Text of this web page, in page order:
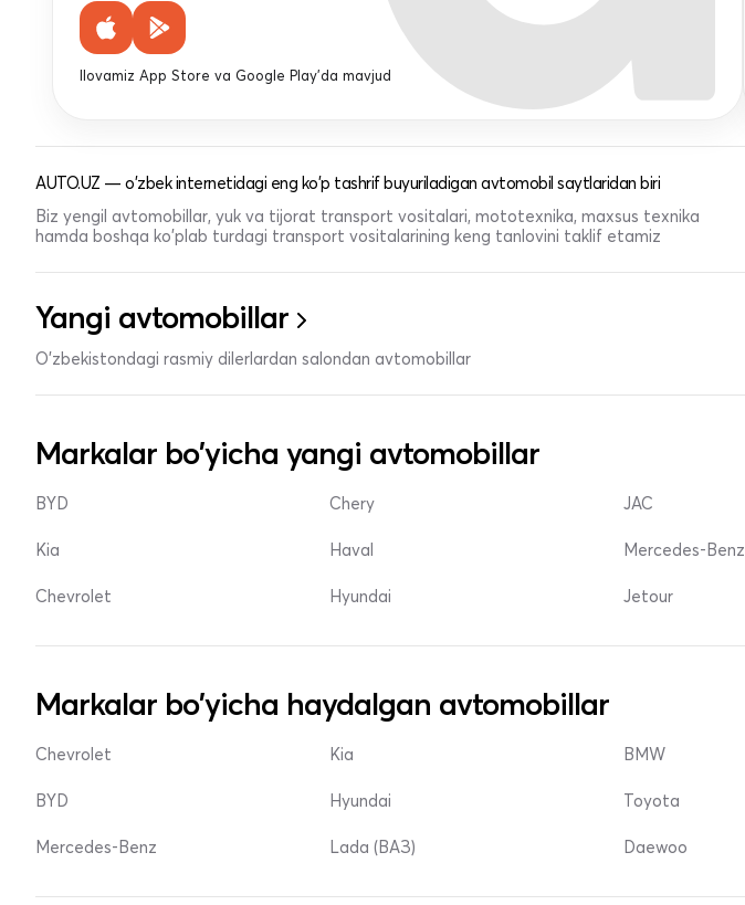
Ilovamiz App Store va Google Play'da mavjud
AUTO.UZ — o'zbek internetidagi eng ko'p tashrif buyuriladigan avtomobil saytlaridan biri
Biz yengil avtomobillar, yuk va tijorat transport vositalari, mototexnika, maxsus texnika
hamda boshqa ko'plab turdagi transport vositalarining keng tanlovini taklif etamiz
Yangi avtomobillar
O'zbekistondagi rasmiy dilerlardan salondan avtomobillar
Markalar bo'yicha yangi avtomobillar
BYD
Kia
Chevrolet
Chery
Haval
Hyundai
JAC
Mercedes-Benz
Jetour
Markalar bo'yicha haydalgan avtomobillar
Chevrolet
BYD
Mercedes-Benz
Kia
Hyundai
Lada (ВАЗ)
BMW
Toyota
Daewoo